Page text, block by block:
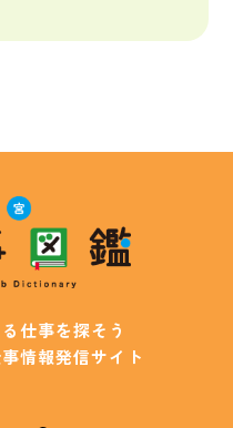
仕事を探そう
情報発信サイト